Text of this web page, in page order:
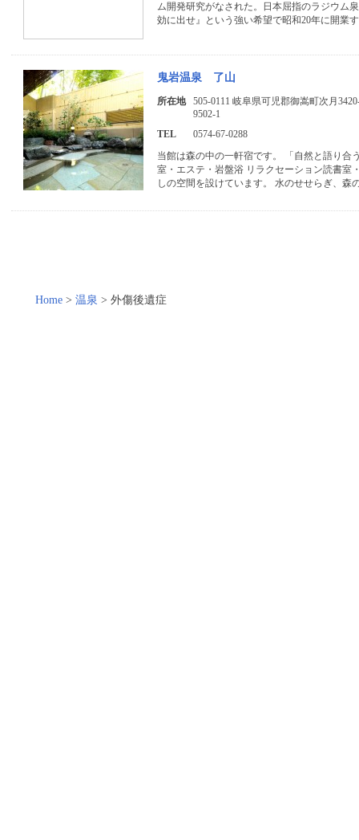
ム開発研究がなされた。日本屈指のラジウム
効に出せ』という強い希望で昭和20年に開業
鬼岩温泉 了山
所在地
505-0111 岐阜県可児郡御嵩町次月
9502-1
TEL
0574-67-0288
当館は森の中の一軒宿です。 「自然と語り合
室・エステ・岩盤浴 リラクセーション読書室
しの空間を設けています。 水のせせらぎ、森
Home> 温泉 > 外傷後遺症